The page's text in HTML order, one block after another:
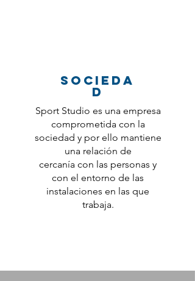
socieda
d
Sport Studio es una empresa
comprometida con la
sociedad y por ello mantiene
una relación de
cercanía con las personas y
con el entorno de las
instalaciones en las que
trabaja.